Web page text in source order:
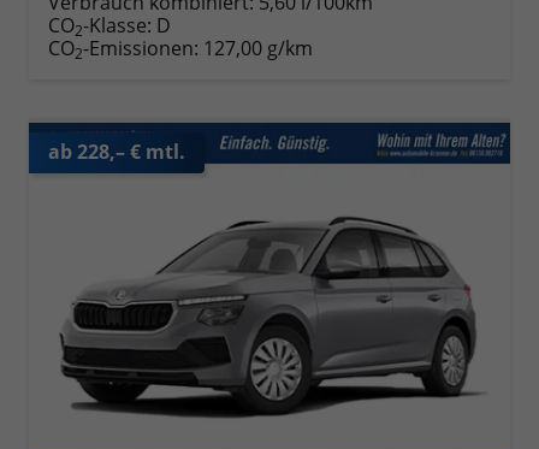
CO2-Klasse: D
CO2-Emissionen: 127,00 g/km
ab 228,– € mtl.